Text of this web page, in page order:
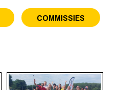
COMMISSIES